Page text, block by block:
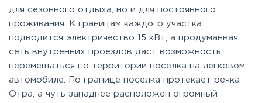
для сезонного отдыха, но и для постоянного
проживания. К границам каждого участка
подводится электричество 15 кВт, а продуманная
сеть внутренних проездов даст возможность
перемещаться по территории поселка на легковом
автомобиле. По границе поселка протекает речка
Отра, а чуть западнее расположен огромный